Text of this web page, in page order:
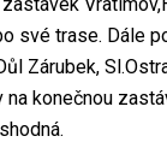
své trase. Dále
Zárubek,
konečnou